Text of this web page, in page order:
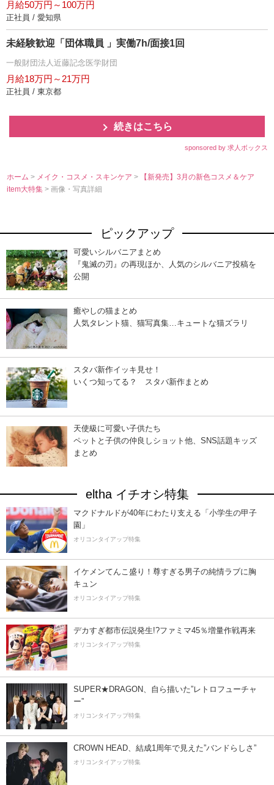
月給50万円～100万円
正社員 / 愛知県
未経験歓迎「団体職員 」実働7h/面接1回
一般財団法人近藤記念医学財団
月給18万円～21万円
正社員 / 東京都
続きはこちら
sponsored by 求人ボックス
ホーム > メイク・コスメ・スキンケア>
【新発売】3月の新色コスメ＆ケア
item大特集> 画像・写真詳細
ピックアップ
可愛いシルバニアまとめ
『鬼滅の刃』の再現ほか、人気のシルバニア投稿を
公開
癒やしの猫まとめ
人気タレント猫、猫写真集…キュートな猫ズラリ
スタバ新作イッキ見せ！
いくつ知ってる？ スタバ新作まとめ
天使級に可愛い子供たち
ペットと子供の仲良しショット他、SNS話題キッズ
まとめ
eltha イチオシ特集
マクドナルドが40年にわたり支える「小学生の甲子
園」
オリコンタイアップ特集
イケメンてんこ盛り！尊すぎる男子の純情ラブに胸
キュン
オリコンタイアップ特集
デカすぎ都市伝説発生!?ファミマ45％増量作戦再来
オリコンタイアップ特集
SUPER★DRAGON、自ら描いた”レトロフューチャ
ー”
オリコンタイアップ特集
CROWN HEAD、結成1周年で見えた”バンドらしさ”
オリコンタイアップ特集